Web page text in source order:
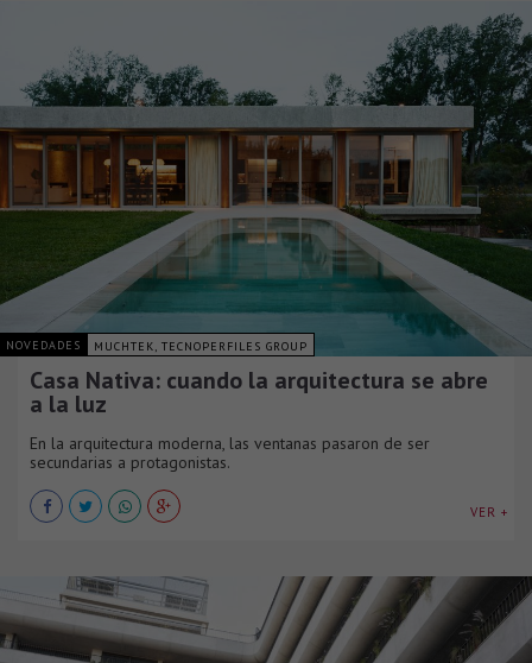
NOVEDADES MUCHTEK, TECNOPERFILES GROUP
Casa Nativa: cuando la arquitectura se abre
a la luz
En la arquitectura moderna, las ventanas pasaron de ser
secundarias a protagonistas.
VER +